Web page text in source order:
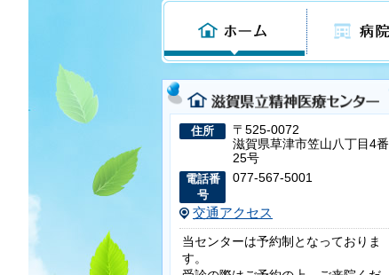
ホーム
住所
〒525-0072
滋賀県草津市笠山八丁目4番
25号
電話番
号
077-567-5001
交通アクセス
当センターは予約制となっておりま
す。